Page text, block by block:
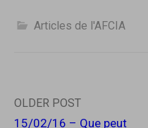
mail…Articles de l'AFCIA
Post
OLDER POST
15/02/16 – Que peut